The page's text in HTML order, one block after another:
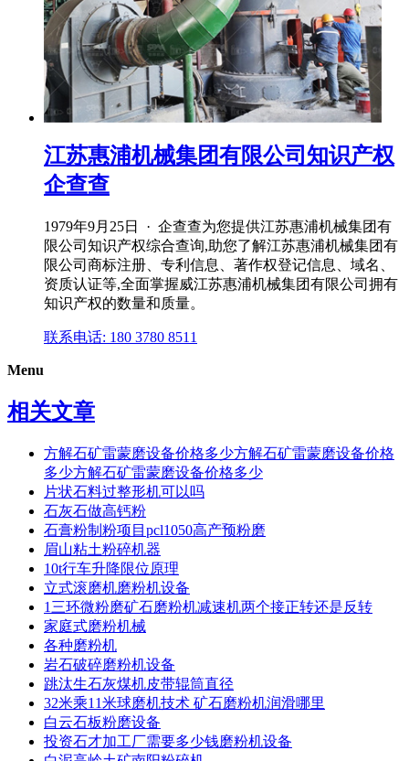
江苏惠浦机械集团有限公司知识产权
企查查
1979年9月25日 · 企查查为您提供江苏惠浦机械集团有
限公司知识产权综合查询,助您了解江苏惠浦机械集团有
限公司商标注册、专利信息、著作权登记信息、域名、
资质认证等,全面掌握威江苏惠浦机械集团有限公司拥有
知识产权的数量和质量。
联系电话: 180 3780 8511
Menu
相关文章
方解石矿雷蒙磨设备价格多少方解石矿雷蒙磨设备价格
多少方解石矿雷蒙磨设备价格多少
片状石料过整形机可以吗
石灰石做高钙粉
石膏粉制粉项目pcl1050高产预粉磨
眉山粘土粉碎机器
10t行车升降限位原理
立式滚磨机磨粉机设备
1三环微粉磨矿石磨粉机减速机两个接正转还是反转
家庭式磨粉机械
各种磨粉机
岩石破碎磨粉机设备
跳汰生石灰煤机皮带辊筒直径
32米乘11米球磨机技术 矿石磨粉机润滑哪里
白云石板粉磨设备
投资石才加工厂需要多少钱磨粉机设备